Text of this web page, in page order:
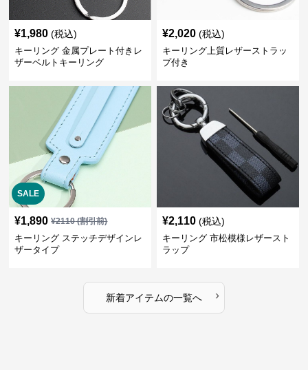
¥1,980 (税込)
キーリング 金属プレート付きレ
ザーベルトキーリング
¥2,020 (税込)
キーリング上質レザーストラッ
プ付き
SALE
¥1,890 ¥2110(割引前)
キーリング ステッチデザインレ
ザータイプ
¥2,110 (税込)
キーリング 市松模様レザースト
ラップ
新着アイテムの一覧へ ›